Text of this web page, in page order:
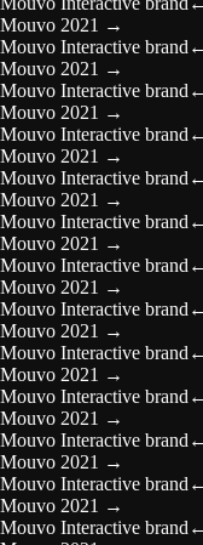
Mouvo 2021 →
Mouvo Interactive brand ←
Mouvo 2021 →
Mouvo Interactive brand ←
Mouvo 2021 →
Mouvo Interactive brand ←
Mouvo 2021 →
Mouvo Interactive brand ←
Mouvo 2021 →
Mouvo Interactive brand ←
Mouvo 2021 →
Mouvo Interactive brand ←
Mouvo 2021 →
Mouvo Interactive brand ←
Mouvo 2021 →
Mouvo Interactive brand ←
Mouvo 2021 →
Mouvo Interactive brand ←
Mouvo 2021 →
Mouvo Interactive brand ←
Mouvo 2021 →
Mouvo Interactive brand ←
Mouvo 2021 →
Mouvo Interactive brand ←